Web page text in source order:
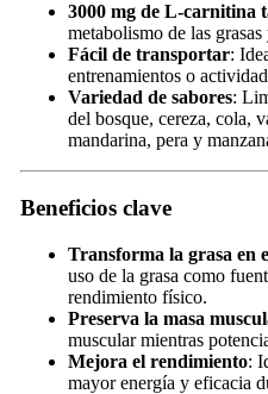
3000 mg de L-carnitina
metabolismo de las
Fácil de transportar:
entrenamientos o
Variedad de sabores:
del bosque, cereza, cola,
mandarina, pera y
Beneficios clave
Transforma la grasa en
uso de la grasa como
rendimiento físico.
Preserva la masa
muscular mientras
Mejora el rendimiento:
mayor energía y eficacia